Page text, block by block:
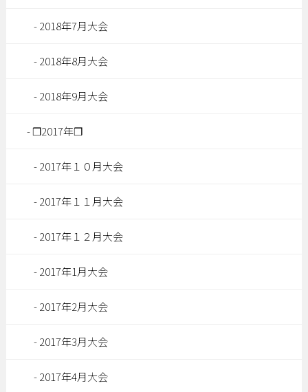
2018年7月大会
2018年8月大会
2018年9月大会
❒2017年❒
2017年１０月大会
2017年１１月大会
2017年１２月大会
2017年1月大会
2017年2月大会
2017年3月大会
2017年4月大会